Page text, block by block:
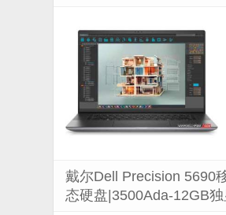
戴尔Dell Precision 5690
态硬盘|3500Ada-12GB